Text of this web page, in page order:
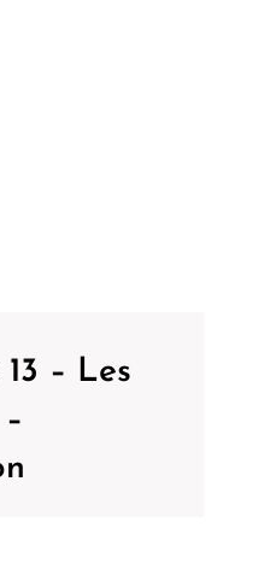
– Les